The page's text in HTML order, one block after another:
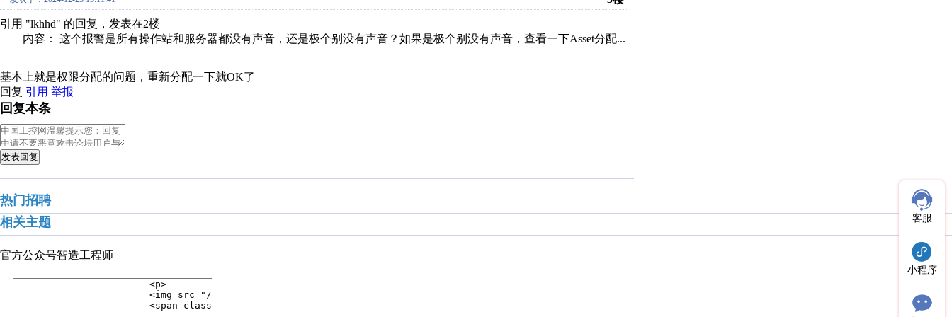
引用 "lkhhd" 的回复，发表在2楼
内容： 这个报警是所有操作站和服务器都没有声音，还是极个别没有声音？如果是极个别没有声音，查看一下Asset分配...
基本上就是权限分配的问题，重新分配一下就OK了
回复 引用 举报
回复本条
发表回复
热门招聘
相关主题
官方公众号智造工程师
客服
小程序